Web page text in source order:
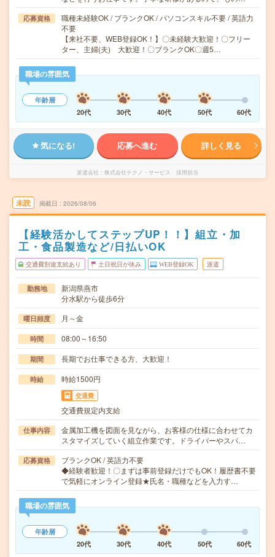
応募資格
職種未経験OK / ブランクOK / パソコンスキル不要 / 英語力
不要
【来社不要、WEB登録OK！】〇未経験大歓迎！〇フリー
ター、主婦(夫) 大歓迎！〇ブランクOK〇週5…
職場の雰囲気
年齢層
20代
30代 40代 50代 60代
気になる! 応募へ進む 詳しく見る
派遣会社 株式会社テクノ・サービス 採用担当
未読 掲載日 2026/08/06
【経験活かしてステップUP！！】組立・加
工・食品製造など/日払いOK
交通費別途支給あり 土日祝日が休み WEB登録OK 派遣
勤務地
新潟県燕市
分水駅から徒歩6分
曜日頻度 月～金
時間 08:00～16:50
期間 長期でお仕事できる方、大歓迎！
時給 時給1500円
交通費
交通費規定内支給
仕事内容
金属加工機を図面を見ながら、お客様の仕様に合わせてカ
スタマイズしていく組立作業です。ドライバーやスパ…
応募資格
ブランクOK / 英語力不要
◆経験者歓迎！〇まずは事前登録だけでもOK！履歴書不要
で気軽にオンライン登録★氏名・職種などを入力す…
職場の雰囲気
年齢層
20代
30代 40代 50代 60代